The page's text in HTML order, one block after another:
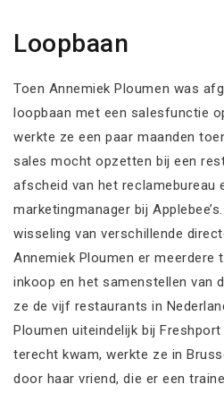
Loopbaan
Toen Annemiek Ploumen was
loopbaan met een salesfunctie
werkte ze een paar maanden
sales mocht opzetten bij een
afscheid van het reclamebureau
marketingmanager bij
wisseling van verschillende
Annemiek Ploumen er meerdere
inkoop en het samenstellen van
ze de vijf restaurants in
Ploumen uiteindelijk bij
terecht kwam, werkte ze in
door haar vriend, die er een